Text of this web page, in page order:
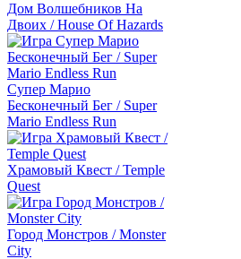
Дом Волшебников На
Двоих / House Of Hazards
Супер Марио
Бесконечный Бег / Super
Mario Endless Run
Храмовый Квест / Temple
Quest
Город Монстров / Monster
City